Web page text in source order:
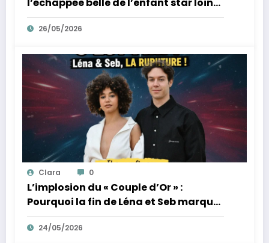
l’échappée belle de l’enfant star loin
des tumultes familiaux.
26/05/2026
Clara 0
L’implosion du « Couple d’Or » :
Pourquoi la fin de Léna et Seb marque
la fin de l’innocence sur YouTube
24/05/2026